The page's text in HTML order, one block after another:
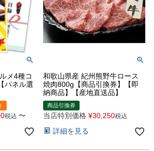
メ4種コ
パネル選
税込 〜
和歌山県産 紀州熊野牛ロース
焼肉800g【商品引換券】【即
納商品】【産地直送品】
商品引換券
当店特別価格 ¥30,250税込
詳細を見る